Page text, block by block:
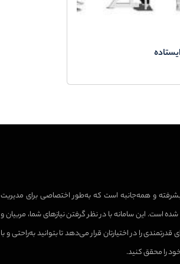
و همه‌جانبه است که به‌طور اختصاصی برای مدیریت
است. این سامانه با در نظر گرفتن نیازهای شما، مربیان و
قدرتمندی را در اختیارتان قرار می‌دهد تا بتوانید به‌راحتی و با
را محقق کنید.